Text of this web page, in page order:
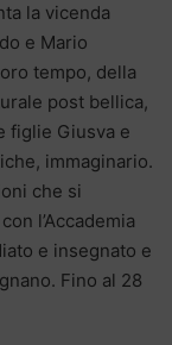
la vicenda
e Mario
tempo, della
post bellica,
figlie Giusva e
immaginario.
che si
l’Accademia
e insegnato e
Fino al 28